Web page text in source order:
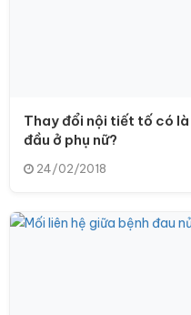
Thay đổi nội tiết tố có
đầu ở phụ nữ?
24/02/2018